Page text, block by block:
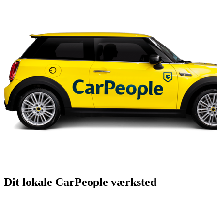
Dit lokale CarPeople værksted